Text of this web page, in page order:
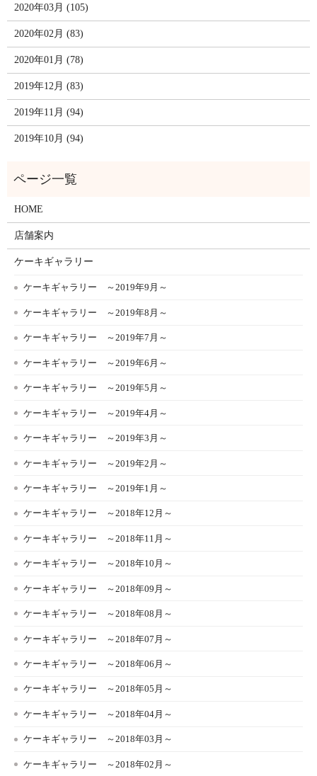
2020年03月 (105)
2020年02月 (83)
2020年01月 (78)
2019年12月 (83)
2019年11月 (94)
2019年10月 (94)
HOME
店舗案内
ケーキギャラリー
ケーキギャラリー ～2019年9月～
ケーキギャラリー ～2019年8月～
ケーキギャラリー ～2019年7月～
ケーキギャラリー ～2019年6月～
ケーキギャラリー ～2019年5月～
ケーキギャラリー ～2019年4月～
ケーキギャラリー ～2019年3月～
ケーキギャラリー ～2019年2月～
ケーキギャラリー ～2019年1月～
ケーキギャラリー ～2018年12月～
ケーキギャラリー ～2018年11月～
ケーキギャラリー ～2018年10月～
ケーキギャラリー ～2018年09月～
ケーキギャラリー ～2018年08月～
ケーキギャラリー ～2018年07月～
ケーキギャラリー ～2018年06月～
ケーキギャラリー ～2018年05月～
ケーキギャラリー ～2018年04月～
ケーキギャラリー ～2018年03月～
ケーキギャラリー ～2018年02月～